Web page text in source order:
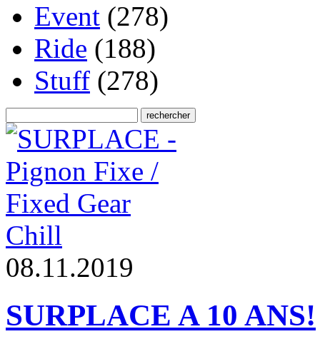
Event (278)
Ride (188)
Stuff (278)
Chill
08.11.2019
SURPLACE A 10 ANS!